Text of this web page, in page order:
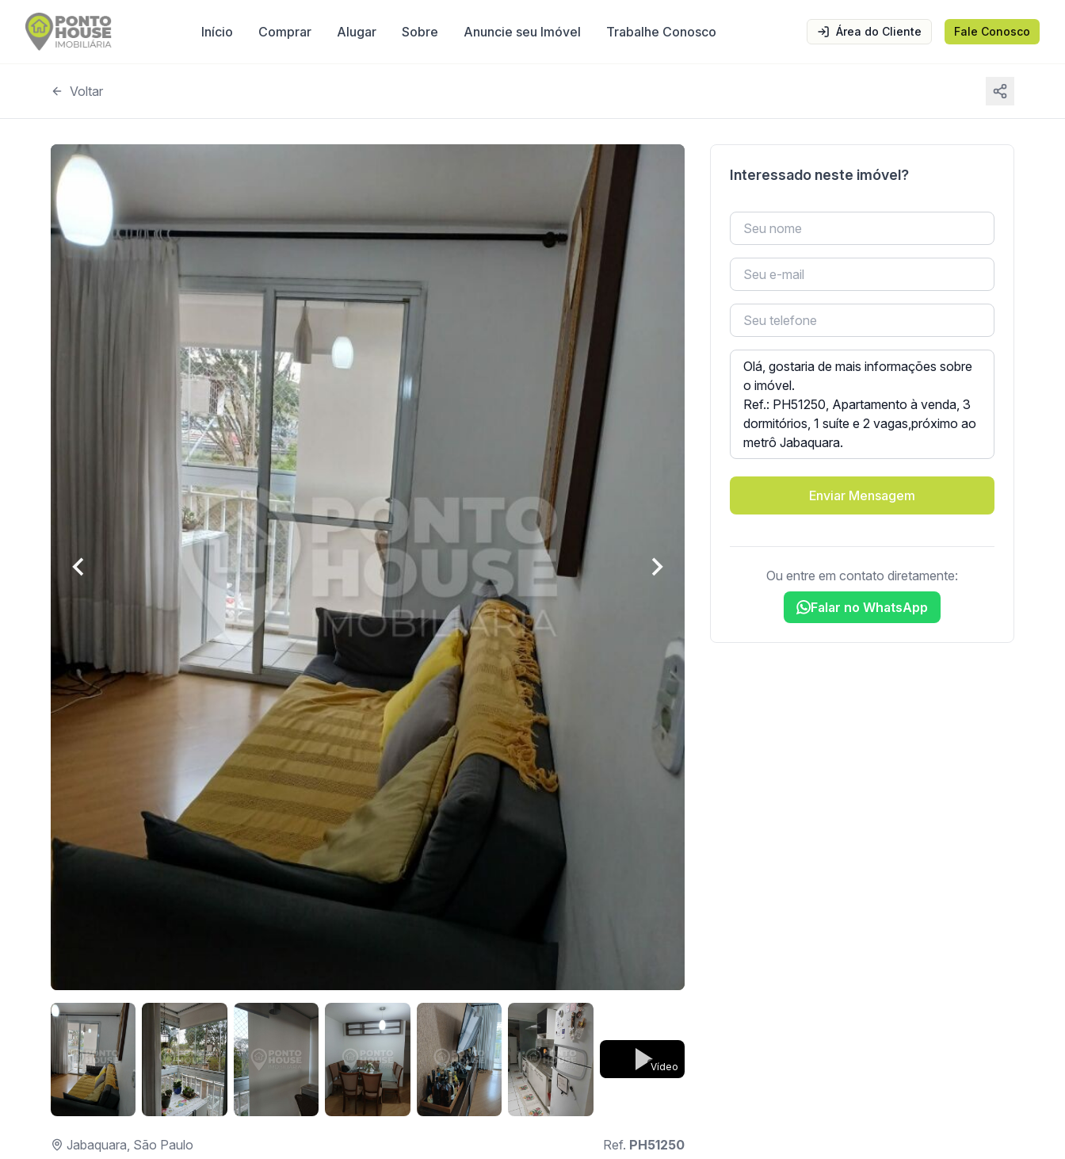
Início Comprar Alugar Sobre Anuncie seu Imóvel Trabalhe Conosco Área do Cliente Fale Conosco
Voltar
Vídeo
Jabaquara, São Paulo Ref. PH51250
Interessado neste imóvel?
Enviar Mensagem
Ou entre em contato diretamente:
Falar no WhatsApp